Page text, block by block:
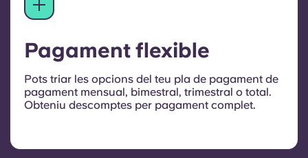
Pagament flexible
Pots triar les opcions del teu pla de pagament de
pagament mensual, bimestral, trimestral o total.
Obteniu descomptes per pagament complet.